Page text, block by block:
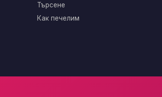
Търсене
Как печелим